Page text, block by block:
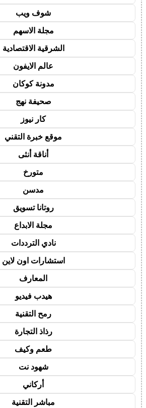
شوف ويب
مجلة الاسهم
الشرقية الاقتصادية
عالم الايفون
مدونة كوكان
صحيفة نهج
كار نيوز
موقع خبرة التقني
أناقة أنثى
متورخ
مدسن
روتانا تسويق
مجلة الابداع
نادي الترددات
استشارات اون لاين
المعارف
هيدب فيديو
رمح التقنية
رذاذ التجارة
طعم وكيف
شهود نت
أركاني
مباشر التقنية